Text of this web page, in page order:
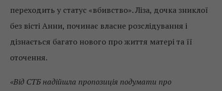
переходить у статус «вбивство». Ліза, дочка зниклої
без вісті Анни, починає власне розслідування і
дізнається багато нового про життя матері та її
оточення.
«Від СТБ надійшла пропозиція подумати про